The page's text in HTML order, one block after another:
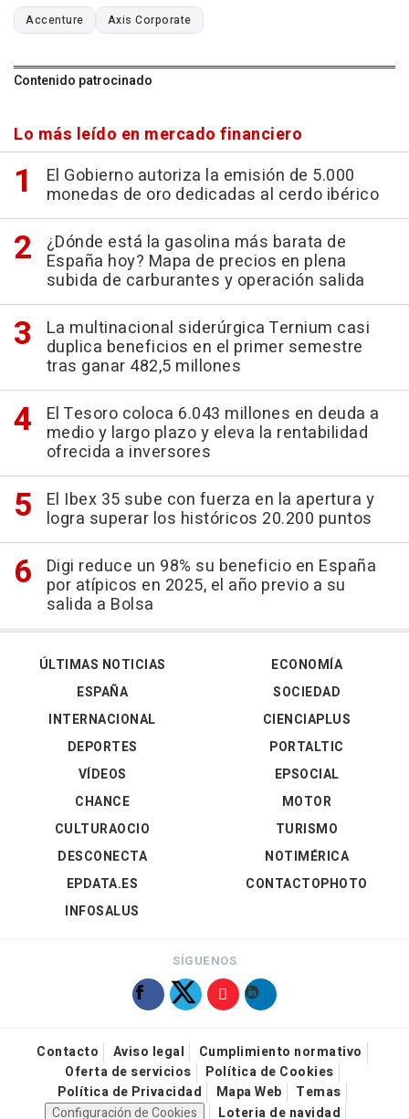
Accenture Axis Corporate
Contenido patrocinado
Lo más leído en mercado financiero
El Gobierno autoriza la emisión de 5.000
monedas de oro dedicadas al cerdo ibérico
¿Dónde está la gasolina más barata de
España hoy? Mapa de precios en plena
subida de carburantes y operación salida
La multinacional siderúrgica Ternium casi
duplica beneficios en el primer semestre
tras ganar 482,5 millones
El Tesoro coloca 6.043 millones en deuda a
medio y largo plazo y eleva la rentabilidad
ofrecida a inversores
El Ibex 35 sube con fuerza en la apertura y
logra superar los históricos 20.200 puntos
Digi reduce un 98% su beneficio en España
por atípicos en 2025, el año previo a su
salida a Bolsa
ÚLTIMAS NOTICIAS
ESPAÑA
INTERNACIONAL
DEPORTES
VÍDEOS
ECONOMÍA
SOCIEDAD
CIENCIAPLUS
PORTALTIC
EPSOCIAL
CHANCE
CULTURAOCIO
DESCONECTA
EPDATA.ES
INFOSALUS
MOTOR
TURISMO
NOTIMÉRICA
CONTACTOPHOTO
SÍGUENOS
Contacto Aviso legal
Cumplimiento normativo
Oferta de servicios
Política de Cookies
Política de Privacidad
Mapa Web
Temas
Configuración de Cookies
Loteria de navidad